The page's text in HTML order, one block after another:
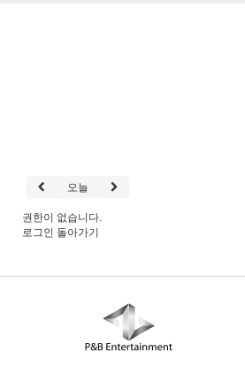
오늘
권한이 없습니다.
로그인 돌아가기